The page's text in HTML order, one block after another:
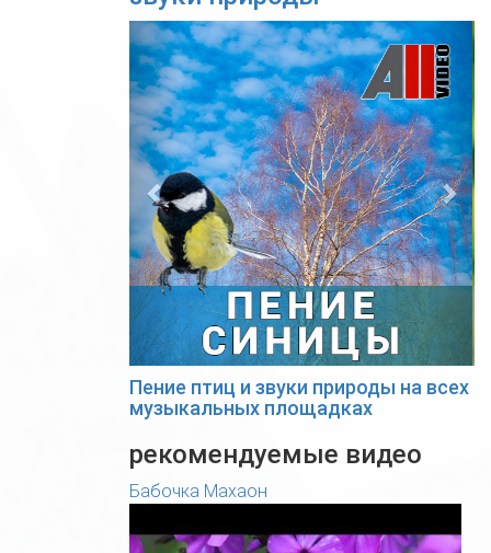
Previous
Пение птиц и звуки природы на всех
музыкальных площадках
рекомендуемые видео
Бабочка Махаон